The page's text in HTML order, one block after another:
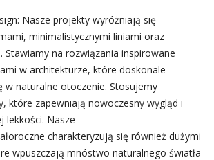
Nasze projekty wyróżniają się
minimalistycznymi liniami oraz
Stawiamy na rozwiązania inspirowane
w architekturze, które doskonale
w naturalne otoczenie. Stosujemy
które zapewniają nowoczesny wygląd i
lekkości. Nasze
charakteryzują się również dużymi
wpuszczają mnóstwo naturalnego światła